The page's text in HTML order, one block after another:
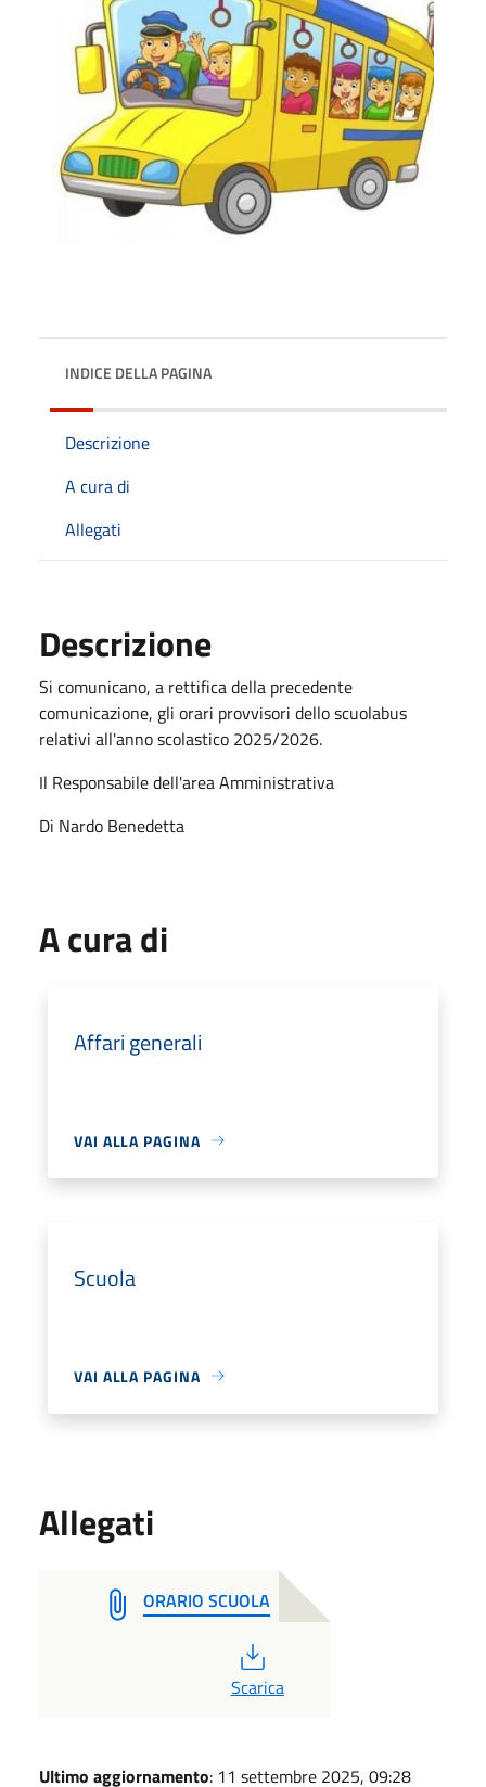
INDICE DELLA PAGINA
Descrizione
A cura di
Allegati
Descrizione
Si comunicano, a rettifica della precedente
comunicazione, gli orari provvisori dello scuolabus
relativi all'anno scolastico 2025/2026.
Il Responsabile dell'area Amministrativa
Di Nardo Benedetta
A cura di
Affari generali
VAI ALLA PAGINA
Scuola
VAI ALLA PAGINA
Allegati
ORARIO SCUOLA
Scarica
Ultimo aggiornamento: 11 settembre 2025, 09:28